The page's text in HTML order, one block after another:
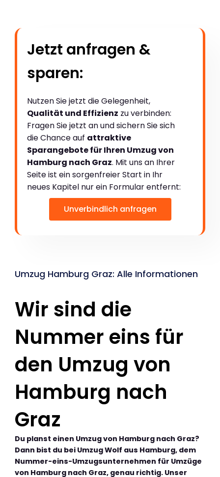
Jetzt anfragen &
sparen:
Nutzen Sie jetzt die Gelegenheit,
Qualität und Effizienz zu verbinden:
Fragen Sie jetzt an und sichern Sie sich
die Chance auf attraktive
Sparangebote für Ihren Umzug von
Hamburg nach Graz. Mit uns an Ihrer
Seite ist ein sorgenfreier Start in Ihr
neues Kapitel nur ein Formular entfernt:
Unverbindlich anfragen
Umzug Hamburg Graz: Alle Informationen
Wir sind die
Nummer eins für
den Umzug von
Hamburg nach
Graz
Du planst einen Umzug von Hamburg nach Graz?
Dann bist du bei Umzug Wolf aus Hamburg, dem
Nummer-eins-Umzugsunternehmen für Umzüge
von Hamburg nach Graz, genau richtig. Unser